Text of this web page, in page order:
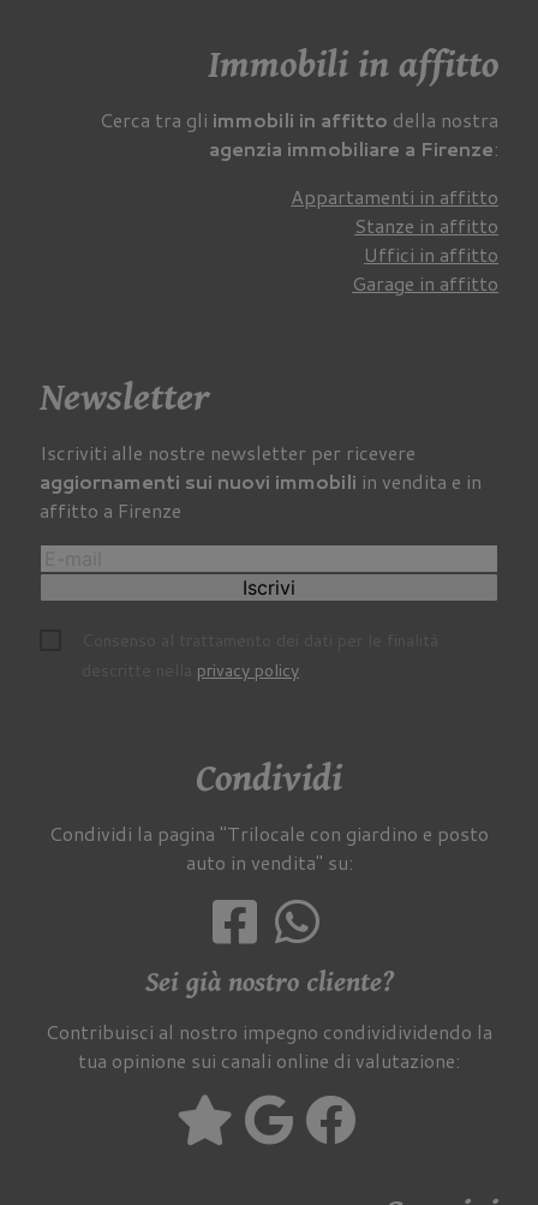
Immobili in affitto
Cerca tra gli immobili in affitto della nostra
agenzia immobiliare a Firenze:
Appartamenti in affitto
Stanze in affitto
Uffici in affitto
Garage in affitto
Newsletter
Iscriviti alle nostre newsletter per ricevere
aggiornamenti sui nuovi immobili in vendita e in
affitto a Firenze
Iscrivi
privacy policy.
Condividi
Condividi la pagina "Trilocale con giardino e posto
auto in vendita" su:
Sei già nostro cliente?
Contribuisci al nostro impegno condividividendo la
tua opinione sui canali online di valutazione: